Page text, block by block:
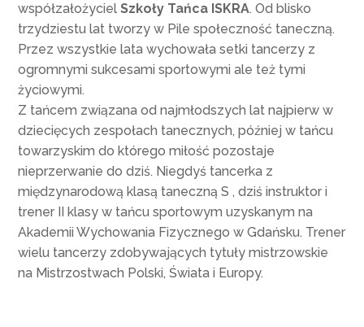
współzałożyciel Szkoły Tańca ISKRA. Od blisko
trzydziestu lat tworzy w Pile społeczność taneczną.
Przez wszystkie lata wychowała setki tancerzy z
ogromnymi sukcesami sportowymi ale też tymi
życiowymi.
Z tańcem związana od najmłodszych lat najpierw w
dziecięcych zespołach tanecznych, później w tańcu
towarzyskim do którego miłość pozostaje
nieprzerwanie do dziś. Niegdyś tancerka z
międzynarodową klasą taneczną S , dziś instruktor i
trener II klasy w tańcu sportowym uzyskanym na
Akademii Wychowania Fizycznego w Gdańsku. Trener
wielu tancerzy zdobywających tytuły mistrzowskie
na Mistrzostwach Polski, Świata i Europy.